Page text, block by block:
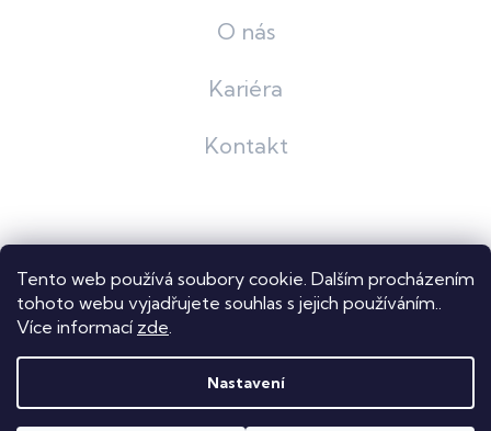
Tento web používá soubory cookie. Dalším procházením
tohoto webu vyjadřujete souhlas s jejich používáním..
Více informací zde.
Nastavení
O nás
Kariéra
Kontakt
Shoptet
Copyright 2026Dastech s.r.o.. Všechna práva vyhrazena.
Upravit nastavení cookies